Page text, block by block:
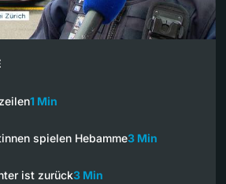
1 Min
spielen Hebamme3 Min
ist zurück3 Min